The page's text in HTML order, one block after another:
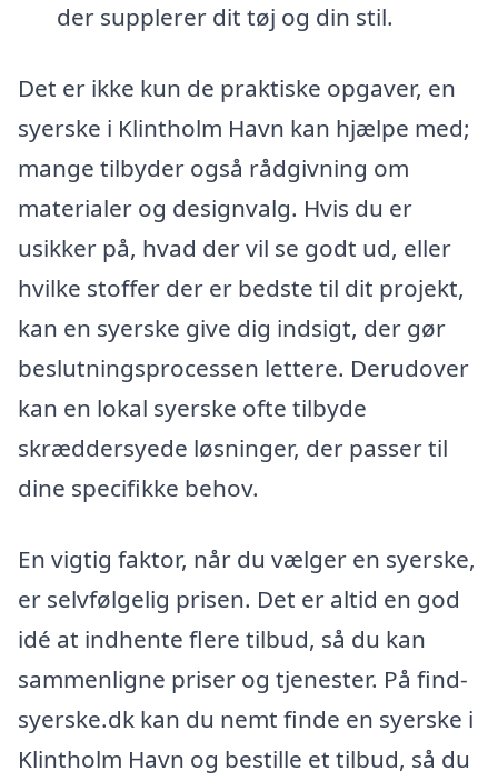
der supplerer dit tøj og din stil.
Det er ikke kun de praktiske opgaver, en
syerske i Klintholm Havn kan hjælpe med;
mange tilbyder også rådgivning om
materialer og designvalg. Hvis du er
usikker på, hvad der vil se godt ud, eller
hvilke stoffer der er bedste til dit projekt,
kan en syerske give dig indsigt, der gør
beslutningsprocessen lettere. Derudover
kan en lokal syerske ofte tilbyde
skræddersyede løsninger, der passer til
dine specifikke behov.
En vigtig faktor, når du vælger en syerske,
er selvfølgelig prisen. Det er altid en god
idé at indhente flere tilbud, så du kan
sammenligne priser og tjenester. På find-
syerske.dk kan du nemt finde en syerske i
Klintholm Havn og bestille et tilbud, så du